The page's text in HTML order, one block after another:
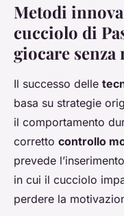
Metodi
cucciolo di
giocare senza
Il successo delle
basa su strategie
il comportamento
corretto controllo
prevede
in cui il cucciolo
perdere la